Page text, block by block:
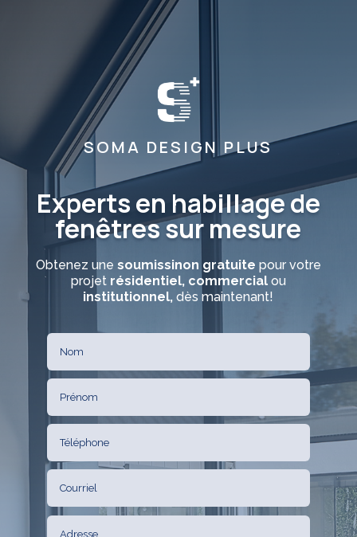
SOMA DESIGN PLUS
Experts en habillage de
fenêtres sur mesure
Obtenez une soumissinon gratuite pour votre
projet résidentiel, commercial ou
institutionnel, dès maintenant!